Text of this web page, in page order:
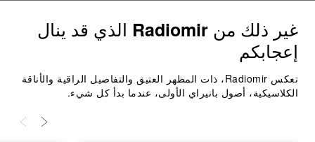
غير ذلك من Radiomir الذي قد ينال
إعجابكم
تعكس Radiomir، ذات المظهر العتيق والتفاصيل الراقية والأناقة
الكلاسيكية، أصول بانيراي الأولى، عندما بدأ كل شيء.